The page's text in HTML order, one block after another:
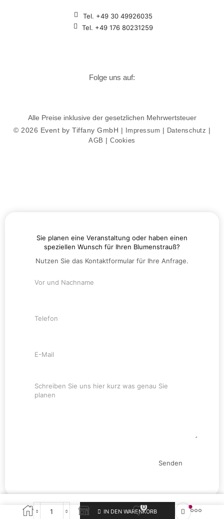
IN DEN WARENKORB
0
Tel. +49 30 49926035
Tel. +49 176 80231259
Folge uns auf:
Alle Preise inklusive der gesetzlichen Mehrwertsteuer
© 2026 Event by Tiffany GmbH |
Impressum | Datenschutz |
AGB |Cookies
Sie planen eine Veranstaltung oder haben einen
speziellen Wunsch für Ihren Blumenstrauß?
Nutzen Sie das Kontaktformular für Ihre Anfrage.
Senden